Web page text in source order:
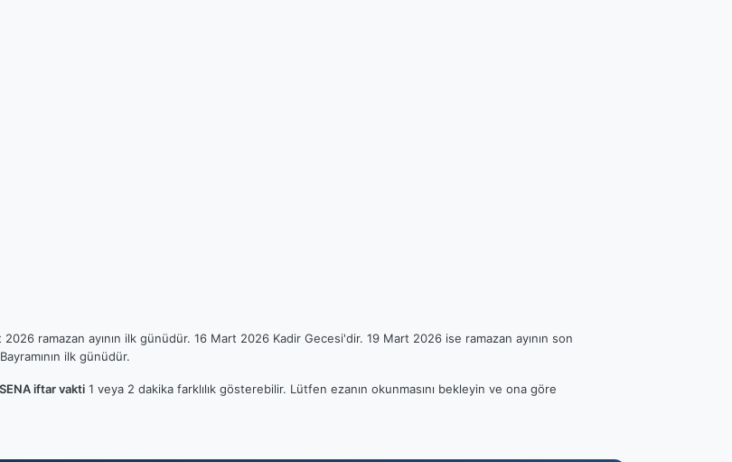
ramazan ayının ilk günüdür. 16 Mart 2026 Kadir Gecesi'dir. 19 Mart 2026 ise ramazan ayının son
ilk günüdür.
iftar vakti 1 veya 2 dakika farklılık gösterebilir. Lütfen ezanın okunmasını bekleyin ve ona göre